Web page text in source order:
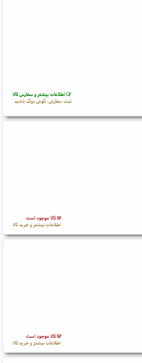
اطلاعات بیشتر و سفارش کالا
ثبت سفارش، گوش بزنگ باشید
کالا موجود است
اطلاعات بیشتر و خرید کالا
کالا موجود است
اطلاعات بیشتر و خرید کالا